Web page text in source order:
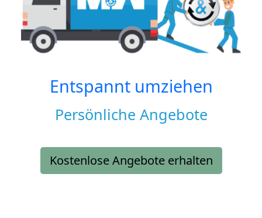
Entspannt umziehen
Persönliche Angebote
Kostenlose Angebote erhalten